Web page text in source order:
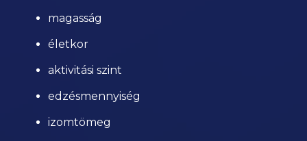
magasság
életkor
aktivitási szint
edzésmennyiség
izomtömeg